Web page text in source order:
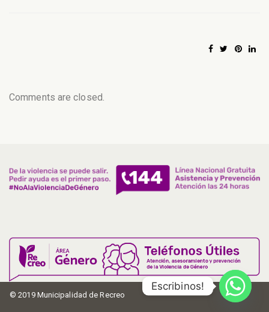
Comments are closed.
© 2019 Municipalidad de Recreo
Escribinos!